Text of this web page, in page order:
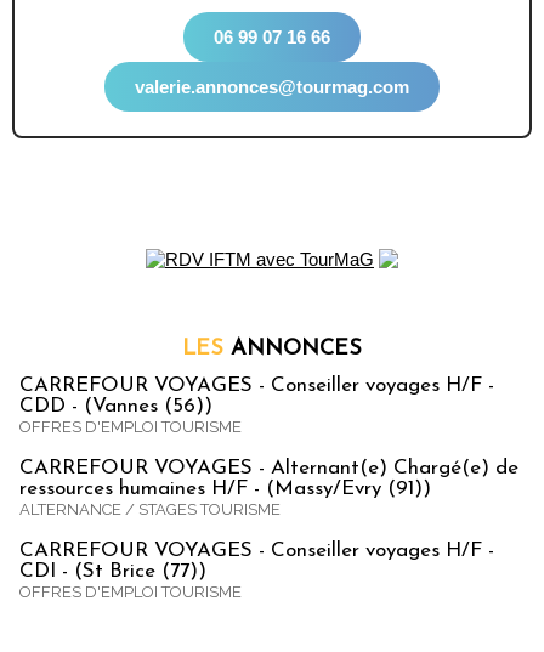
06 99 07 16 66
valerie.annonces@tourmag.com
LES ANNONCES
CARREFOUR VOYAGES - Conseiller voyages H/F -
CDD - (Vannes (56))
OFFRES D'EMPLOI TOURISME
CARREFOUR VOYAGES - Alternant(e) Chargé(e) de
ressources humaines H/F - (Massy/Evry (91))
ALTERNANCE / STAGES TOURISME
CARREFOUR VOYAGES - Conseiller voyages H/F -
CDI - (St Brice (77))
OFFRES D'EMPLOI TOURISME